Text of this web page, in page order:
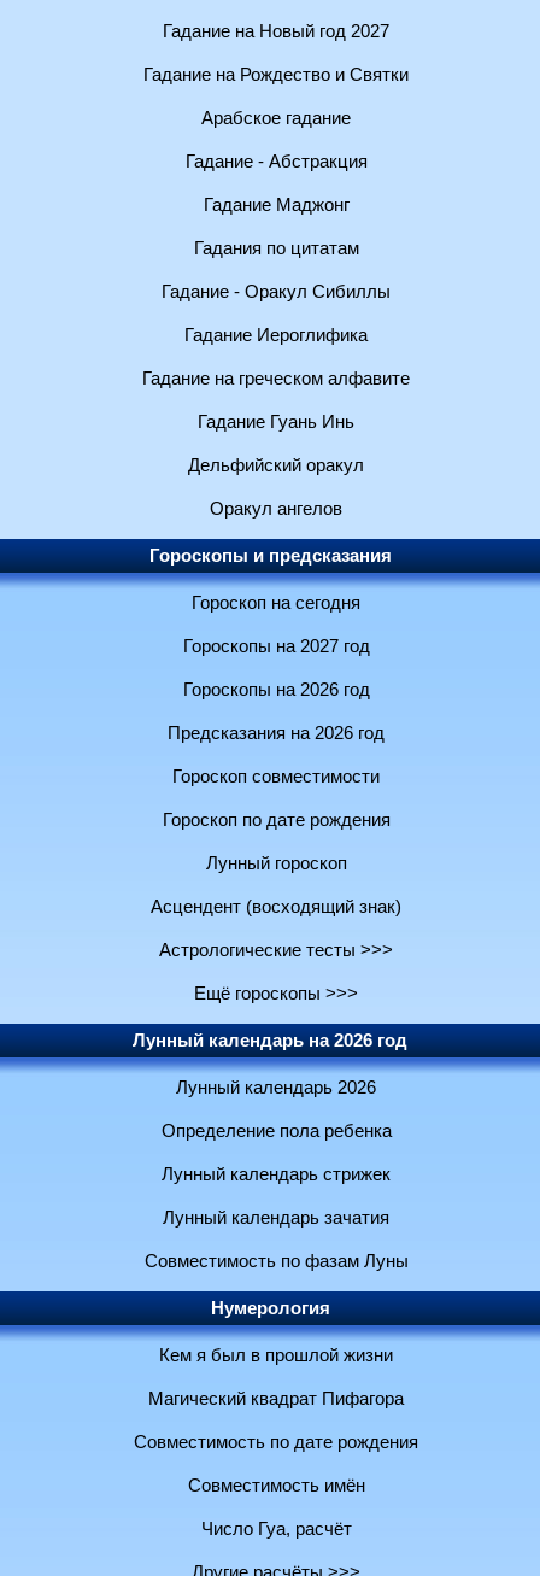
Гадание на Новый год 2027
Гадание на Рождество и Святки
Арабское гадание
Гадание - Абстракция
Гадание Маджонг
Гадания по цитатам
Гадание - Оракул Сибиллы
Гадание Иероглифика
Гадание на греческом алфавите
Гадание Гуань Инь
Дельфийский оракул
Оракул ангелов
Гороскопы и предсказания
Гороскоп на сегодня
Гороскопы на 2027 год
Гороскопы на 2026 год
Предсказания на 2026 год
Гороскоп совместимости
Гороскоп по дате рождения
Лунный гороскоп
Асцендент (восходящий знак)
Астрологические тесты >>>
Ещё гороскопы >>>
Лунный календарь на 2026 год
Лунный календарь 2026
Определение пола ребенка
Лунный календарь стрижек
Лунный календарь зачатия
Совместимость по фазам Луны
Нумерология
Кем я был в прошлой жизни
Магический квадрат Пифагора
Совместимость по дате рождения
Совместимость имён
Число Гуа, расчёт